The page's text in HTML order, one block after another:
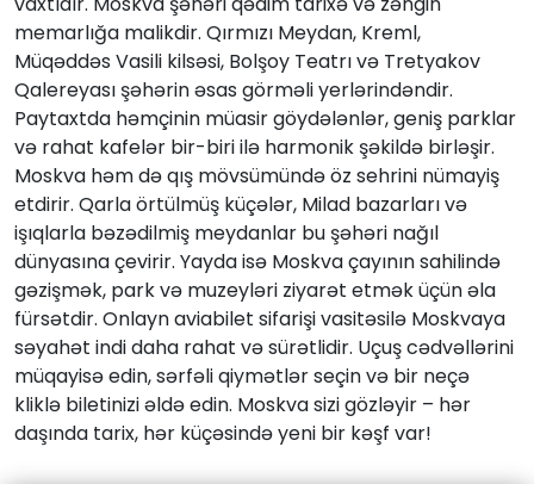
memarlığa malikdir. Qırmızı Meydan, Kreml,
Müqəddəs Vasili kilsəsi, Bolşoy Teatrı və Tretyakov
Qalereyası şəhərin əsas görməli yerlərindəndir.
Paytaxtda həmçinin müasir göydələnlər, geniş parklar
və rahat kafelər bir-biri ilə harmonik şəkildə birləşir.
Moskva həm də qış mövsümündə öz sehrini nümayiş
etdirir. Qarla örtülmüş küçələr, Milad bazarları və
işıqlarla bəzədilmiş meydanlar bu şəhəri nağıl
dünyasına çevirir. Yayda isə Moskva çayının sahilində
gəzişmək, park və muzeyləri ziyarət etmək üçün əla
fürsətdir. Onlayn aviabilet sifarişi vasitəsilə Moskvaya
səyahət indi daha rahat və sürətlidir. Uçuş cədvəllərini
müqayisə edin, sərfəli qiymətlər seçin və bir neçə
kliklə biletinizi əldə edin. Moskva sizi gözləyir – hər
daşında tarix, hər küçəsində yeni bir kəşf var!